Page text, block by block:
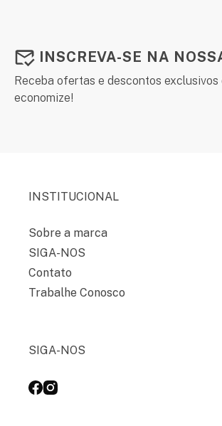
INSCREVA-SE NA
Receba ofertas e descontos
economize!
INSTITUCIONAL
Sobre a marca
SIGA-NOS
Contato
Trabalhe Conosco
SIGA-NOS